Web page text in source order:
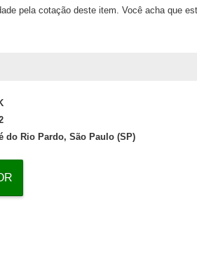
pela cotação deste item. Você acha que
do Rio Pardo, São Paulo (SP)